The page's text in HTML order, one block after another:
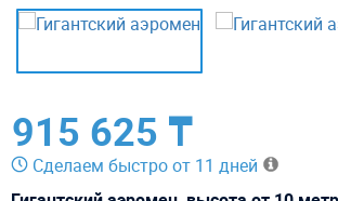
915 625 ₸
Сделаем быстро от 11 дней